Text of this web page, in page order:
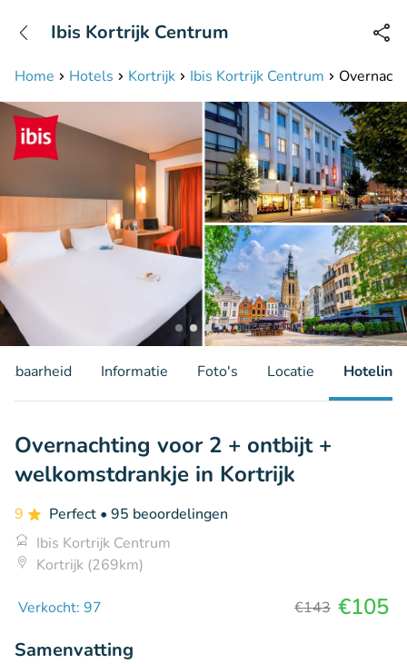
Bereikbaar tot 23:00 uur
Home Hotels Kortrijk Ibis Kortrijk Centrum
Ibis Kortrijk Centrum
Informatie Foto's Locatie Hotelinfo
Overnachting voor 2 + ontbijt +
welkomstdrankje in Kortrijk
9 Perfect • 95 beoordelingen
Ibis Kortrijk Centrum
Kortrijk (269km)
Verkocht: 97 €143 €105
Samenvatting